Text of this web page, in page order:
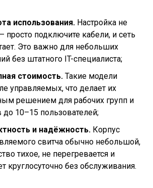
использования. Настройка не
просто подключите кабели, и сеть
Это важно для небольших
без штатного IT-специалиста;
стоимость. Такие модели
управляемых, что делает их
решением для рабочих групп и
10–15 пользователей;
и надёжность. Корпус
свитча обычно небольшой,
тихое, не перегревается и
круглосуточно без обслуживания.